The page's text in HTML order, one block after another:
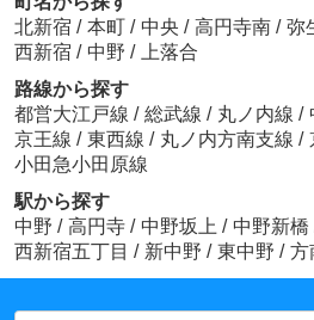
北新宿 / 本町 / 中央 / 高円寺南 / 弥
西新宿 / 中野 /
上落合
路線から探す
都営大江戸線 / 総武線 / 丸ノ内線 /
京王線 / 東西線 / 丸ノ内方南支線 /
小田急小田原線
駅から探す
中野 / 高円寺 / 中野坂上 / 中野新橋
西新宿五丁目 / 新中野 / 東中野 / 方